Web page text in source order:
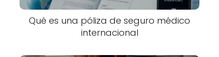
Qué es una póliza de seguro médico
internacional